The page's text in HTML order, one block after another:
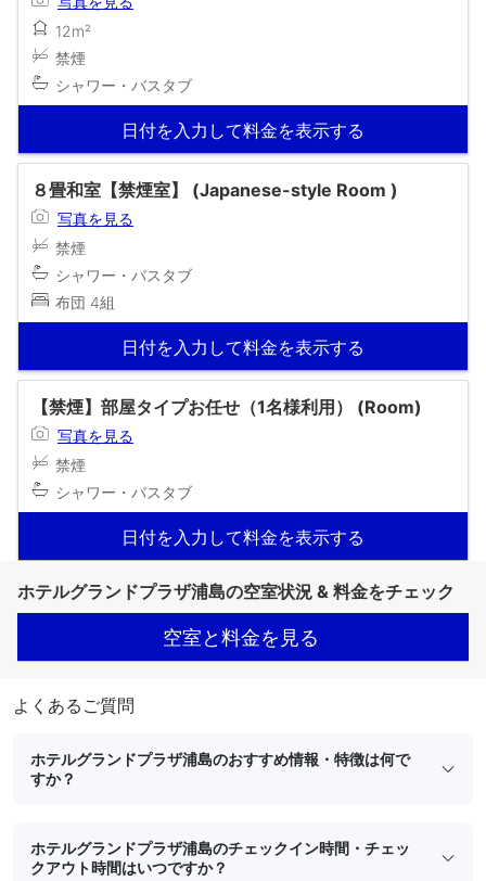
12m²
禁煙
シャワー・バスタブ
日付を入力して料金を表示する
８畳和室【禁煙室】 (Japanese-style Room )
写真を見る
禁煙
シャワー・バスタブ
布団 4組
日付を入力して料金を表示する
【禁煙】部屋タイプお任せ（1名様利用） (Room)
写真を見る
禁煙
シャワー・バスタブ
日付を入力して料金を表示する
ホテルグランドプラザ浦島の空室状況 & 料金をチェック
空室と料金を見る
よくあるご質問
ホテルグランドプラザ浦島のおすすめ情報・特徴は何で
すか？
ホテルグランドプラザ浦島のチェックイン時間・チェッ
クアウト時間はいつですか？